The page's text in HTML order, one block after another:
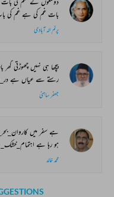
بات غم کی ہے غم کی
پرنم الہ آبادی
پیچھا ہی نہیں چھوڑتی گھر
رستے سے عیاں ہے
جعفر ساہنی
ہے سفر میں
ہو رہا ہے
محمد خالد